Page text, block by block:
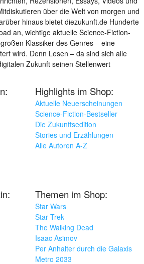
über die Welt von morgen und
hinaus bietet diezukunft.de Hunderte
an, wichtige aktuelle Science-Fiction-
Klassiker des Genres – eine
wird. Denn Lesen – da sind sich alle
Zukunft seinen Stellenwert
Highlights im Shop:
Aktuelle Neuerscheinungen
Science-Fiction-Bestseller
Die Zukunftsedition
Stories und Erzählungen
Alle Autoren A-Z
Themen im Shop:
Star Wars
Star Trek
The Walking Dead
Isaac Asimov
Per Anhalter durch die Galaxis
Metro 2033